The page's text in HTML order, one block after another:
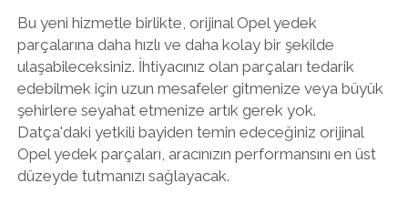
Bu yeni hizmetle birlikte, orijinal Opel yedek
parçalarına daha hızlı ve daha kolay bir şekilde
ulaşabileceksiniz. İhtiyacınız olan parçaları tedarik
edebilmek için uzun mesafeler gitmenize veya büyük
şehirlere seyahat etmenize artık gerek yok.
Datça'daki yetkili bayiden temin edeceğiniz orijinal
Opel yedek parçaları, aracınızın performansını en üst
düzeyde tutmanızı sağlayacak.